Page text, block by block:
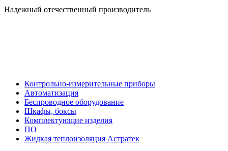
Надежный отечественный производитель
Контрольно-измерительные приборы
Автоматизация
Беспроводное оборудование
Шкафы, боксы
Комплектующие изделия
ПО
Жидкая теплоизоляция Астратек